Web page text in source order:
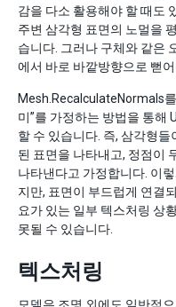
감을 다소 활용해야 할 때도
주변 삼각형 표면의 노멀을
습니다. 그러나 구체와 같은
에서 바로 바깥방향으로 뻗
Mesh.RecalculateNormals
미”를 가정하는 방법을 통해
할 수 있습니다. 즉, 삼각형
된 표면을 나타내고, 정점이
나타낸다고 가정합니다. 이
지만, 표면이 부드럽게 연결
요가 있는 일부 텍스처링 상
못될 수 있습니다.
텍스처링